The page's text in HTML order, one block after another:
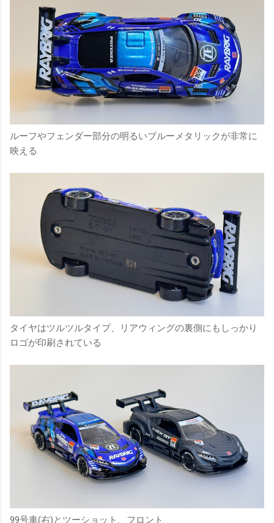
ルーフやフェンダー部分の明るいブルーメタリックが非常に
映える
タイヤはツルツルタイプ、リアウィングの裏側にもしっかり
ロゴが印刷されている
99号車(右)とツーショット、フロント